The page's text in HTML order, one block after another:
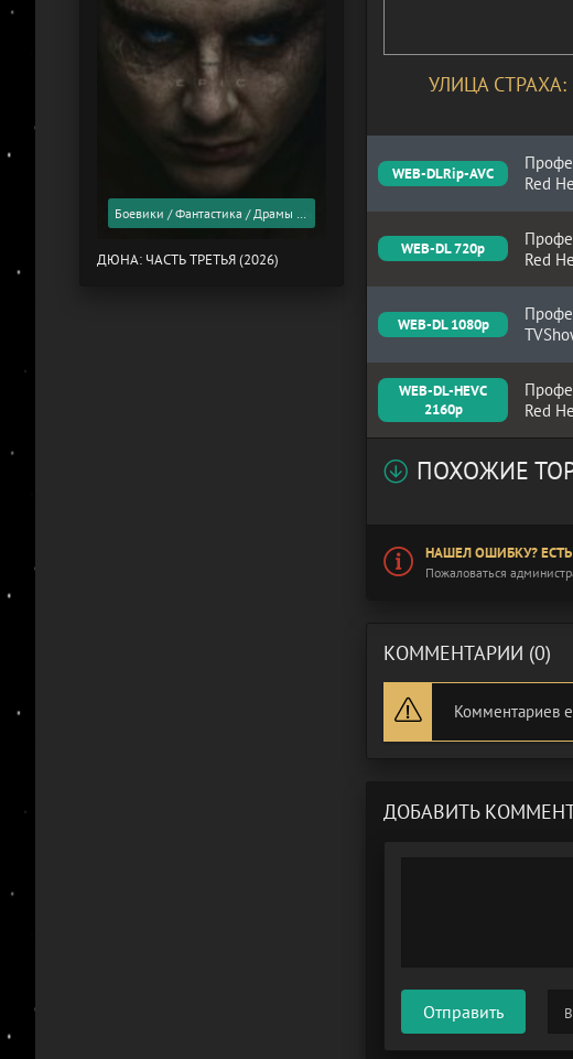
УЛИЦА
WEB-DLRip-AVC
Red
WEB-DL 720p
Red
WEB-DL 1080p
WEB-DL-HEVC
2160p
Red
ПОХОЖИЕ
НАШЕЛ ОШИБКУ?
Пожаловаться
КОММЕНТАРИИ (0)
Комментариев
ДОБАВИТЬ
Отправить
Боевики / Фантастика / Драмы / Фильмы 2026 года / Скоро в кино
ДЮНА: ЧАСТЬ ТРЕТЬЯ (2026)